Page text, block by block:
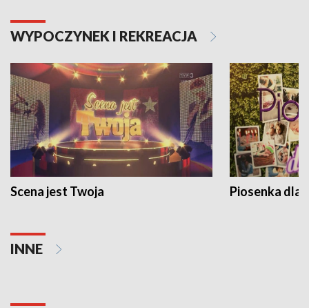
WYPOCZYNEK I REKREACJA
Scena jest Twoja Piosenka dla
INNE